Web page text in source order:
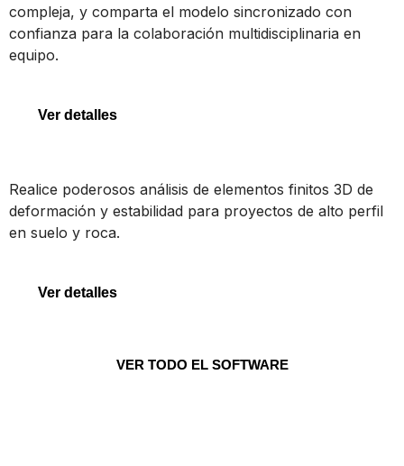
STAAD
compleja, y comparta el modelo sincronizado con
confianza para la colaboración multidisciplinaria en
equipo.
Ver detalles
Realice poderosos análisis de elementos finitos 3D de
deformación y estabilidad para proyectos de alto perfil
en suelo y roca.
Ver detalles
VER TODO EL SOFTWARE